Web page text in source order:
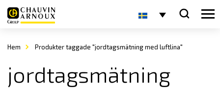
Hem Produkter taggade "jordtagsmätning med luftlina"
jordtagsmätning